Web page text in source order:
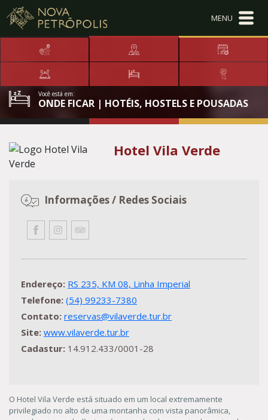
Ir para conteúdo principal
Conteúdo Menu
Conteúdo Principal
Você está em:
ONDE FICAR | HOTÉIS, HOSTELS E POUSADAS
Hotel Vila Verde
Informações / Redes Sociais
Endereço: RS 235, KM 08, Linha Imperial
Telefone: (54) 99233-7380
Contato: reservas@vilaverde.tur.br
Site: www.vilaverde.tur.br
Cadastur: 14.912.433/0001-28
O Hotel Vila Verde está situado em um local extremamente
privilegiado no alto de uma montanha com vista panorâmica,